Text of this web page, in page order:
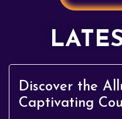
Discover the
Captivating